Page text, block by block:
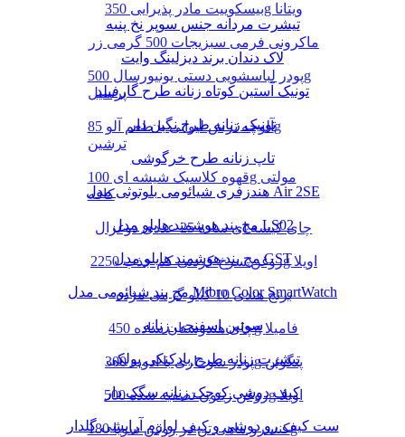
بیسکوییت مادر پذیرایی 350g ویتانا
ماکرونی فرمی سبزیجات 500 گرمی زر
پودر لباسشویی دستی یونیورسال 500g
پرسیل
آلوچه ترش لیوانی با طعم آلو 85g
ترشین
قهوه کلاسیک شیشه ای 100g مولتی
کافه
چای کیسه ای ساده 25 عددی دوغزال
روغن سرخ کردنی کم جذب 2250g اویلا
برنج هندی 10 کیلو گرمی مژده
چای هندوستان ساده 450g فامیلا
پودر سوخاری با ادویه 300g پنگوئن
روغن زیتون تصفیه شده 500g اویلا
کنسرو ماهی تن در روغن سویا 180g
تیشرت مردانه جنس سوپر نخ پنبه
لاک دندان برند دیزلینگ وایت
تونیک آستین کوتاه زنانه طرح گارفیلد
تونیک زنانه طرح نگین دار
تاپ زنانه طرح خرگوشی
هندزفری شیائومی بلوتوثی مدل Air 2SE
مچ بند هوشمند هایلو مدل LS02
مچ بند هوشمند هایلو مدل GST
مچ بند شیائومی مدل Mibro Color SmartWatch
سوتین اسفنجی زنانه
تیشرت زنانه طرح بادکنکی پولکی
کیف دوشی کوچک زنانه سگک دار
ست کیف رو دوشی و کیف لوازم آرایشی گلدار